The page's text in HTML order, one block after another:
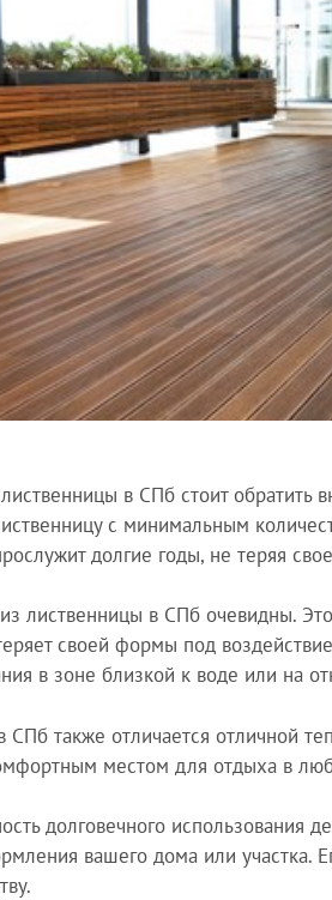
в СПб стоит обратить
с минимальным
долгие годы, не теряя
лиственницы в СПб очевидны.
своей формы под
в зоне близкой к воде или на
также отличается отличной
местом для отдыха в
долговечного использования
вашего дома или участка.